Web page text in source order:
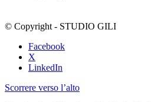
© Copyright - STUDIO GILI
Facebook
X
LinkedIn
Scorrere verso l’alto